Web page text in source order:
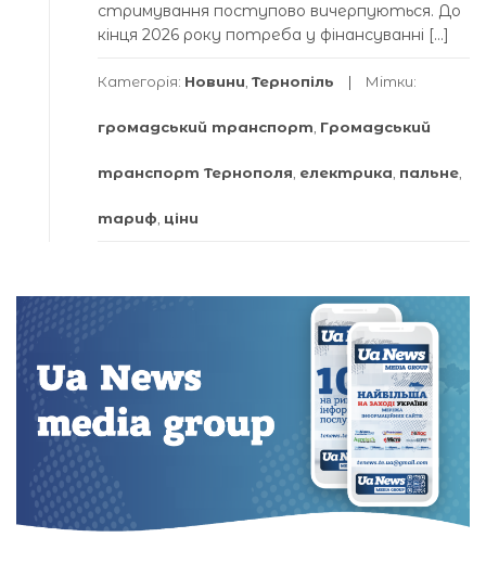
стримування поступово вичерпуються. До
кінця 2026 року потреба у фінансуванні […]
Категорія: Новини, Тернопіль Мітки:
громадський транспорт, Громадський
транспорт Тернополя, електрика, пальне,
тариф, ціни